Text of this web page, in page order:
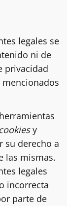
legales se
ni de
privacidad
cookiesy
su derecho a
las mismas.
legales
incorrecta
parte de